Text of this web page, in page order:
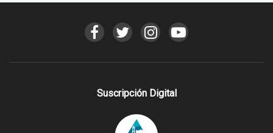
Suscripción Digital